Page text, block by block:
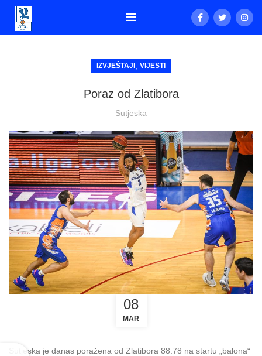
IZVJEŠTAJI VIJESTI
Poraz od Zlatibora
Sutjeska
08
MAR
Sutjeska je danas poražena od Zlatibora 88:78 na startu „balona“